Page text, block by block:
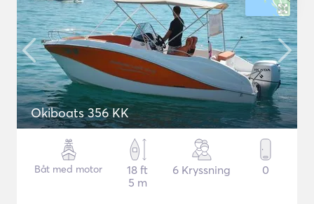
Okiboats 356 KK
Båt med motor
18 ft
5 m
6 Kryssning 0